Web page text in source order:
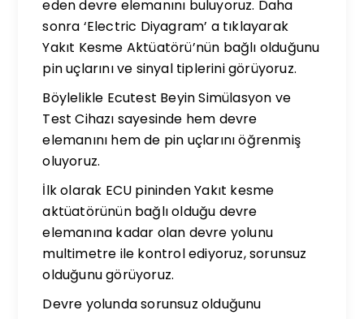
eden devre elemanını buluyoruz. Daha
sonra ‘Electric Diyagram’ a tıklayarak
Yakıt Kesme Aktüatörü’nün bağlı olduğunu
pin uçlarını ve sinyal tiplerini görüyoruz.
Böylelikle Ecutest Beyin Simülasyon ve
Test Cihazı sayesinde hem devre
elemanını hem de pin uçlarını öğrenmiş
oluyoruz.
İlk olarak ECU pininden Yakıt kesme
aktüatörünün bağlı olduğu devre
elemanına kadar olan devre yolunu
multimetre ile kontrol ediyoruz, sorunsuz
olduğunu görüyoruz.
Devre yolunda sorunsuz olduğunu